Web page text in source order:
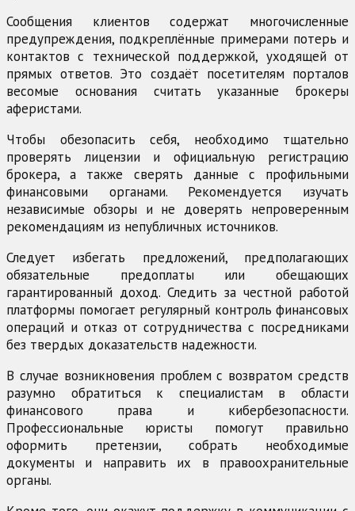
Сообщения клиентов содержат многочисленные
предупреждения, подкреплённые примерами потерь и
контактов с технической поддержкой, уходящей от
прямых ответов. Это создаёт посетителям порталов
весомые основания считать указанные брокеры
аферистами.
Чтобы обезопасить себя, необходимо тщательно
проверять лицензии и официальную регистрацию
брокера, а также сверять данные с профильными
финансовыми органами. Рекомендуется изучать
независимые обзоры и не доверять непроверенным
рекомендациям из непубличных источников.
Следует избегать предложений, предполагающих
обязательные предоплаты или обещающих
гарантированный доход. Следить за честной работой
платформы помогает регулярный контроль финансовых
операций и отказ от сотрудничества с посредниками
без твердых доказательств надежности.
В случае возникновения проблем с возвратом средств
разумно обратиться к специалистам в области
финансового права и кибербезопасности.
Профессиональные юристы помогут правильно
оформить претензии, собрать необходимые
документы и направить их в правоохранительные
органы.